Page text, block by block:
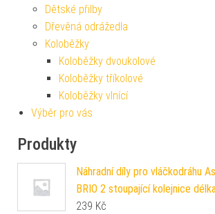
Dětské přilby
Dřevěná odrážedla
Koloběžky
Koloběžky dvoukolové
Koloběžky tříkolové
Koloběžky vlnící
Výběr pro vás
Produkty
Náhradní díly pro vláčkodráhu
BRIO 2 stoupající kolejnice
239 Kč